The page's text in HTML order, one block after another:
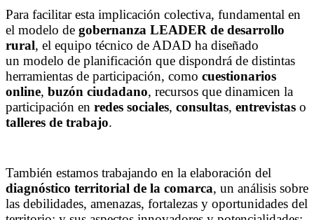
Para facilitar esta implicación colectiva, fundamental en
el modelo de gobernanza LEADER de desarrollo
rural, el equipo técnico de ADAD ha diseñado
un modelo de planificación que dispondrá de distintas
herramientas de participación, como cuestionarios
online, buzón ciudadano, recursos que dinamicen la
participación en redes sociales, consultas, entrevistas o
talleres de trabajo.
También estamos trabajando en la elaboración del
diagnóstico territorial de la comarca, un análisis sobre
las debilidades, amenazas, fortalezas y oportunidades del